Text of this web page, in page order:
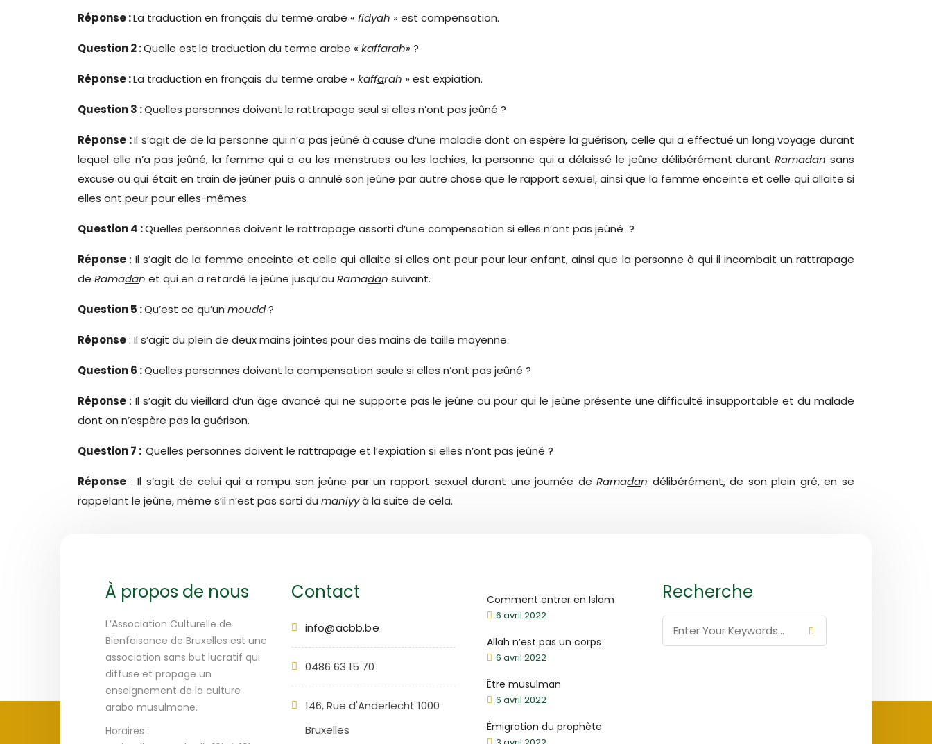
Réponse :La traduction en français du terme arabe « fidyah » est compensation.
Question 2 :Quelle est la traduction du terme arabe « kaffarah»?
Réponse :La traduction en français du terme arabe « kaffarah » est expiation.
Question 3 :Quelles personnes doivent le rattrapage seul si elles n’ont pas jeûné ?
Réponse :Il s’agit de de la personne qui n’a pas jeûné à cause d’une maladie dont on espère la guérison, celle qui a effectué un long voyage durant
lequel elle n’a pas jeûné, la femme qui a eu les menstrues ou les lochies, la personne qui a délaissé le jeûne délibérément durantRamadansans
excuse ou qui était en train de jeûner puis a annulé son jeûne par autre chose que le rapport sexuel, ainsi que la femme enceinte et celle qui allaite si
elles ont peur pour elles-mêmes.
Question 4 :Quelles personnes doivent le rattrapage assorti d’une compensation si elles n’ont pas jeûné ?
Réponse : Il s’agit de la femme enceinte et celle qui allaite si elles ont peur pour leur enfant, ainsi que la personne à qui il incombait un rattrapage
de Ramadan et qui en a retardé le jeûne jusqu’au Ramadan suivant.
Question 5 :Qu’est ce qu’un moudd?
Réponse: Il s’agit du plein de deux mains jointes pour des mains de taille moyenne.
Question 6 :Quelles personnes doivent la compensation seule si elles n’ont pas jeûné ?
Réponse : Il s’agit du vieillard d’un âge avancé qui ne supporte pas le jeûne ou pour qui le jeûne présente une difficulté insupportable et du malade
dont on n’espère pas la guérison.
Question 7 : Quelles personnes doivent le rattrapage et l’expiation si elles n’ont pas jeûné ?
Réponse : Il s’agit de celui qui a rompu son jeûne par un rapport sexuel durant une journée deRamadan délibérément, de son plein gré, en se
rappelant le jeûne, même s’il n’est pas sorti du maniyyà la suite de cela.
À propos de nous
L’Association Culturelle de
Bienfaisance de Bruxelles est une
association sans but lucratif qui
diffuse et propage un
enseignement de la culture
arabo musulmane.
Horaires :
Contact
info@acbb.be
0486 63 15 70
146, Rue d'Anderlecht 1000
Bruxelles
Comment entrer en Islam
6 avril 2022
Allah n’est pas un corps
6 avril 2022
Être musulman
6 avril 2022
Émigration du prophète
Recherche